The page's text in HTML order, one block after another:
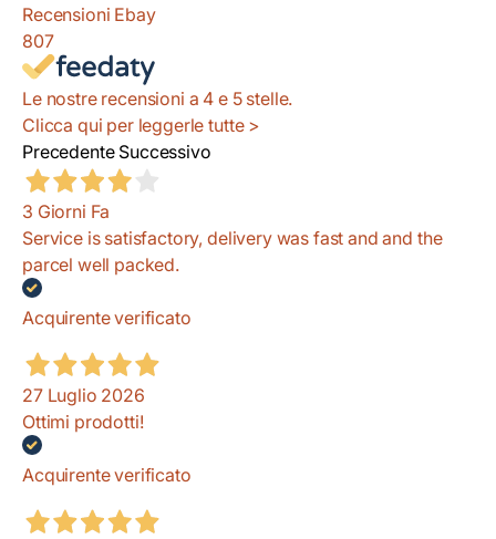
Recensioni Ebay
807
Le nostre recensioni a 4 e 5 stelle.
Clicca qui per leggerle tutte >
Precedente Successivo
3 Giorni Fa
Service is satisfactory, delivery was fast and and the
parcel well packed.
Acquirente verificato
27 Luglio 2026
Ottimi prodotti!
Acquirente verificato